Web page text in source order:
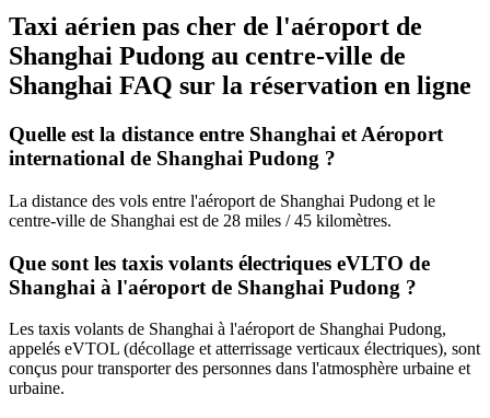
Taxi aérien pas cher de l'aéroport de
Shanghai Pudong au centre-ville de
Shanghai FAQ sur la réservation en ligne
Quelle est la distance entre Shanghai et Aéroport
international de Shanghai Pudong ?
La distance des vols entre l'aéroport de Shanghai Pudong et le
centre-ville de Shanghai est de 28 miles / 45 kilomètres.
Que sont les taxis volants électriques eVLTO de
Shanghai à l'aéroport de Shanghai Pudong ?
Les taxis volants de Shanghai à l'aéroport de Shanghai Pudong,
appelés eVTOL (décollage et atterrissage verticaux électriques), sont
conçus pour transporter des personnes dans l'atmosphère urbaine et
urbaine.